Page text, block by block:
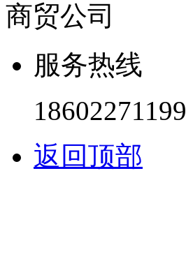
商贸公司
服务热线
18602271199
返回顶部